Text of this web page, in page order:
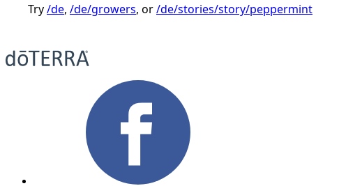
Try/de, /de/growers, or/de/stories/story/peppermint